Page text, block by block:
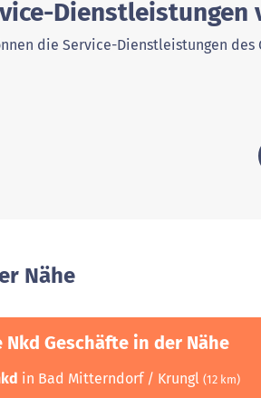
Dienstleistungen
die Service-Dienstleistungen des
Nähe
Nkd Geschäfte in der Nähe
in Bad Mitterndorf / Krungl (12 km)